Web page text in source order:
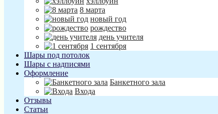
8 марта
новый год
рождество
день учителя
1 сентября
Шары под потолок
Шары с надписями
Оформление
Банкетного зала
Входа
Отзывы
Статьи